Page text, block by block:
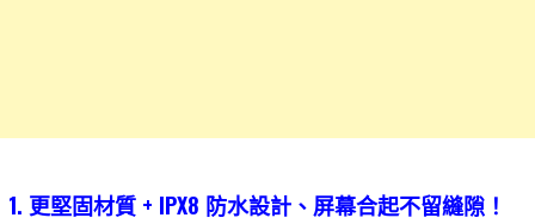
1. 更堅固材質 + IPX8 防水設計、屏幕合起不留縫隙！